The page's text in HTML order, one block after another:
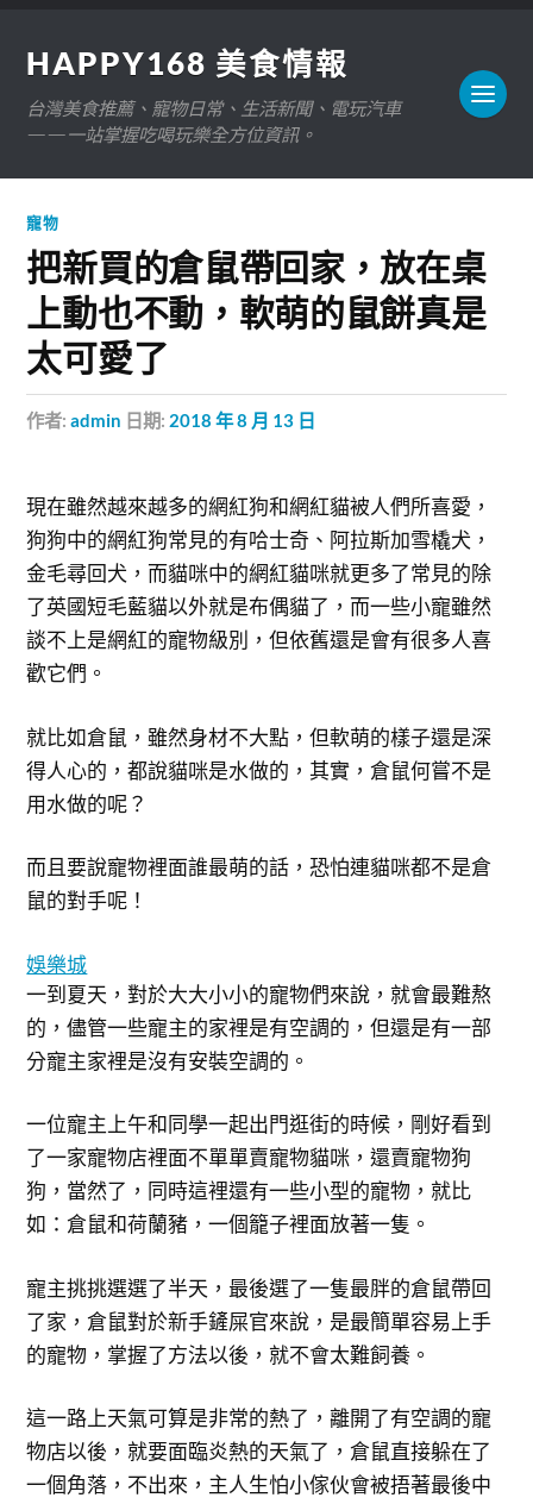
HAPPY168 美食情報
台灣美食推薦、寵物日常、生活新聞、電玩汽車
——一站掌握吃喝玩樂全方位資訊。
寵物
把新買的倉鼠帶回家，放在桌
上動也不動，軟萌的鼠餅真是
太可愛了
作者:admin 日期: 2018 年 8 月 13 日
現在雖然越來越多的網紅狗和網紅貓被人們所喜愛，
狗狗中的網紅狗常見的有哈士奇、阿拉斯加雪橇犬，
金毛尋回犬，而貓咪中的網紅貓咪就更多了常見的除
了英國短毛藍貓以外就是布偶貓了，而一些小寵雖然
談不上是網紅的寵物級別，但依舊還是會有很多人喜
歡它們。
就比如倉鼠，雖然身材不大點，但軟萌的樣子還是深
得人心的，都說貓咪是水做的，其實，倉鼠何嘗不是
用水做的呢？
而且要說寵物裡面誰最萌的話，恐怕連貓咪都不是倉
鼠的對手呢！
娛樂城
一到夏天，對於大大小小的寵物們來說，就會最難熬
的，儘管一些寵主的家裡是有空調的，但還是有一部
分寵主家裡是沒有安裝空調的。
一位寵主上午和同學一起出門逛街的時候，剛好看到
了一家寵物店裡面不單單賣寵物貓咪，還賣寵物狗
狗，當然了，同時這裡還有一些小型的寵物，就比
如：倉鼠和荷蘭豬，一個籠子裡面放著一隻。
寵主挑挑選選了半天，最後選了一隻最胖的倉鼠帶回
了家，倉鼠對於新手鏟屎官來說，是最簡單容易上手
的寵物，掌握了方法以後，就不會太難飼養。
這一路上天氣可算是非常的熱了，離開了有空調的寵
物店以後，就要面臨炎熱的天氣了，倉鼠直接躲在了
一個角落，不出來，主人生怕小傢伙會被捂著最後中